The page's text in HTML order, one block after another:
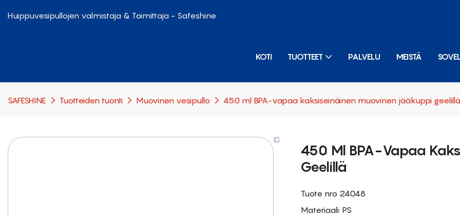
Huippuvesipullojen valmistaja & Toimittaja - Safeshine
KOTI TUOTTEET PALVELU MEISTÄ
SAFESHINE Tuotteiden tuonti Muovinen vesipullo 450 ml BPA-vapaa kaksiseinäinen muovinen jääkuppi geelillä
450 Ml BPA-Vapaa
Geelillä
Tuote nro 24048
Materiaali: PS